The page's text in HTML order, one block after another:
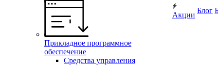
Прикладное программное
обеспечение
Средства управления
Акции
Блог